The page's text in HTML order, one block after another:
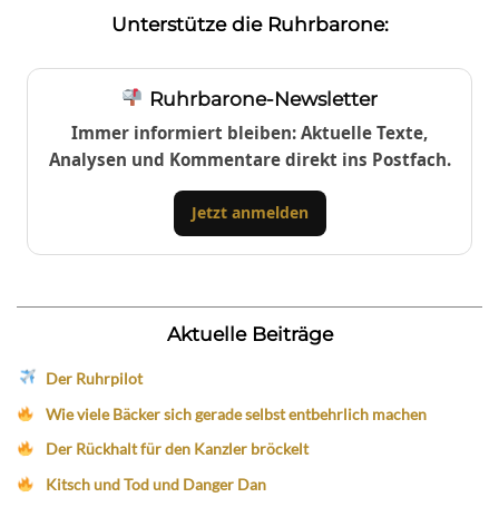
Unterstütze die Ruhrbarone:
Ruhrbarone-Newsletter
Immer informiert bleiben: Aktuelle Texte,
Analysen und Kommentare direkt ins Postfach.
Jetzt anmelden
Aktuelle Beiträge
Der Ruhrpilot
Wie viele Bäcker sich gerade selbst entbehrlich machen
Der Rückhalt für den Kanzler bröckelt
Kitsch und Tod und Danger Dan